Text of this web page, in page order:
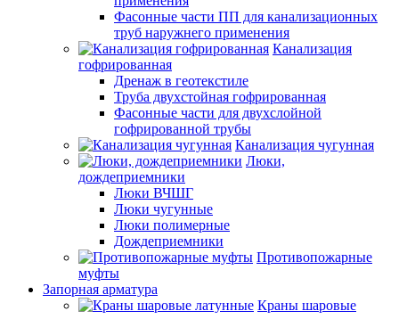
Фасонные части ПП для канализационных
труб наружнего применения
Канализация
гофрированная
Дренаж в геотекстиле
Труба двухстойная гофрированная
Фасонные части для двухслойной
гофрированной трубы
Канализация чугунная
Люки,
дождеприемники
Люки ВЧШГ
Люки чугунные
Люки полимерные
Дождеприемники
Противопожарные
муфты
Запорная арматура
Краны шаровые